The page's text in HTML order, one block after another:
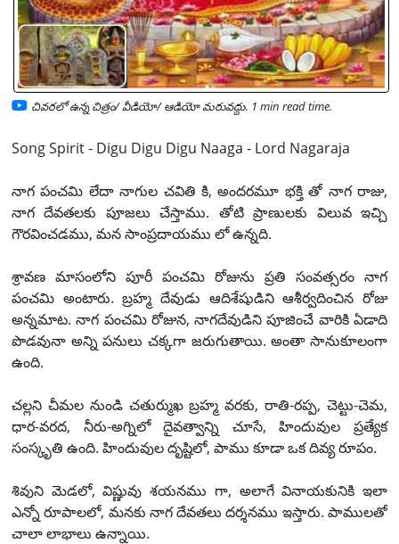
చివరలో ఉన్న చిత్రం/ వీడియో/ ఆడియో మరువద్దు. 1 min read time.
Song Spirit - Digu Digu Digu Naaga - Lord Nagaraja
నాగ పంచమి లేదా నాగుల చవితి కి, అందరమూ భక్తి తో నాగ రాజు,
నాగ దేవతలకు పూజలు చేస్తాము. తోటి ప్రాణులకు విలువ ఇచ్చి
గౌరవించడము, మన సాంప్రదాయము లో ఉన్నది.
శ్రావణ మాసంలోని పూరీ పంచమి రోజును ప్రతి సంవత్సరం నాగ
పంచమి అంటారు. బ్రహ్మ దేవుడు ఆదిశేషుడిని ఆశీర్వదించిన రోజు
అన్నమాట. నాగ పంచమి రోజున, నాగదేవుడిని పూజించే వారికి ఏడాది
పొడవునా అన్ని పనులు చక్కగా జరుగుతాయి. అంతా సానుకూలంగా
ఉంది.
చల్లని చీమల నుండి చతుర్ముఖ బ్రహ్మ వరకు, రాతి-రప్ప, చెట్టు-చెమ,
ధార-వరద, నీరు-అగ్నిలో దైవత్వాన్ని చూసే, హిందువుల ప్రత్యేక
సంస్కృతి ఉంది. హిందువుల దృష్టిలో, పాము కూడా ఒక దివ్య రూపం.
శివుని మెడలో, విష్ణువు శయనము గా, అలాగే వినాయకునికి ఇలా
ఎన్నో రూపాలలో, మనకు నాగ దేవతలు దర్శనము ఇస్తారు. పాములతో
చాలా లాభాలు ఉన్నాయి.